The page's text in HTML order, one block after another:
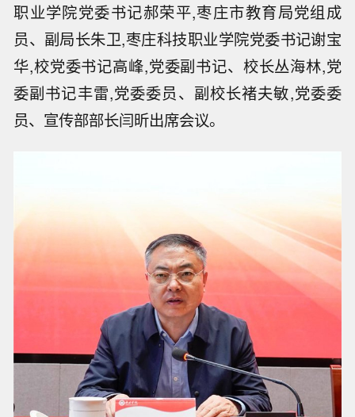
职业学院党委书记郝荣平,枣庄市教育局党组成
员、副局长朱卫,枣庄科技职业学院党委书记谢宝
华,校党委书记高峰,党委副书记、校长丛海林,党
委副书记丰雷,党委委员、副校长褚夫敏,党委委
员、宣传部部长闫昕出席会议。